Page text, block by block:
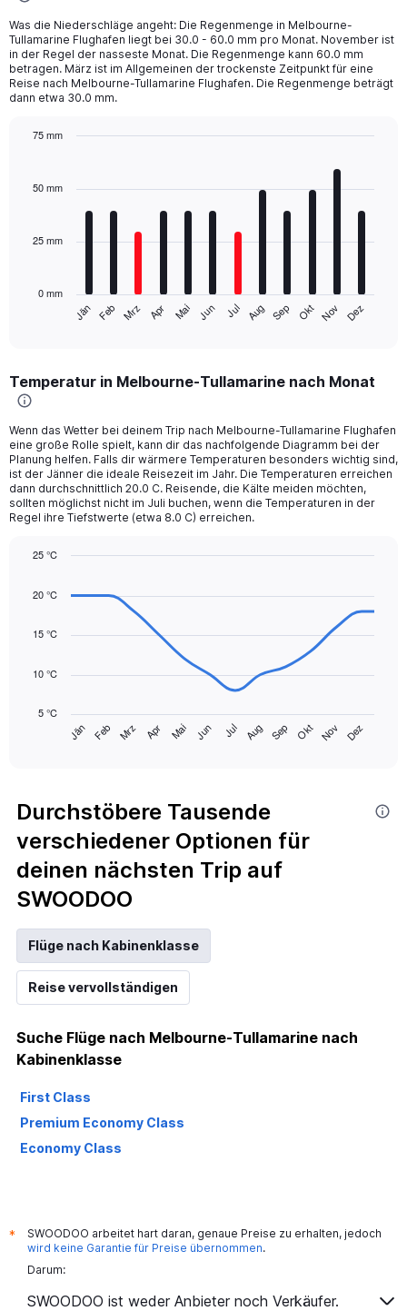
Was die Niederschläge angeht: Die Regenmenge in Melbourne-
Tullamarine Flughafen liegt bei 30.0 - 60.0 mm pro Monat. November ist
in der Regel der nasseste Monat. Die Regenmenge kann 60.0 mm
betragen. März ist im Allgemeinen der trockenste Zeitpunkt für eine
Reise nach Melbourne-Tullamarine Flughafen. Die Regenmenge beträgt
dann etwa 30.0 mm.
with
The
Range:
12
The
chart
has
1
Y
axis
values.
75.
Jän Feb Mrz Apr Mai Jun Jul Aug Sep Okt Nov Dez
0 mm
25 mm
50 mm
75 mm
Temperatur in Melbourne-Tullamarine nach Monat
Wenn das Wetter bei deinem Trip nach Melbourne-Tullamarine Flughafen
eine große Rolle spielt, kann dir das nachfolgende Diagramm bei der
Planung helfen. Falls dir wärmere Temperaturen besonders wichtig sind,
ist der Jänner die ideale Reisezeit im Jahr. Die Temperaturen erreichen
dann durchschnittlich 20.0 C. Reisende, die Kälte meiden möchten,
sollten möglichst nicht im Juli buchen, wenn die Temperaturen in der
Regel ihre Tiefstwerte (etwa 8.0 C) erreichen.
chart
with
data
The
has
categories.
Range:
14
The
chart
has
1
Y
axis
displaying
values.
Range:
5
to
25.
Jän Feb Mrz Apr Mai Jun Jul Aug Sep Okt Nov Dez
5 °C
10 °C
15 °C
20 °C
25 °C
Durchstöbere Tausende
verschiedener Optionen für
deinen nächsten Trip auf
SWOODOO
Flüge nach Kabinenklasse
Reise vervollständigen
Suche Flüge nach Melbourne-Tullamarine nach
Kabinenklasse
First Class
Premium Economy Class
Economy Class
*
SWOODOO arbeitet hart daran, genaue Preise zu erhalten, jedoch
wird keine Garantie für Preise übernommen.
Darum:
SWOODOO ist weder Anbieter noch Verkäufer.